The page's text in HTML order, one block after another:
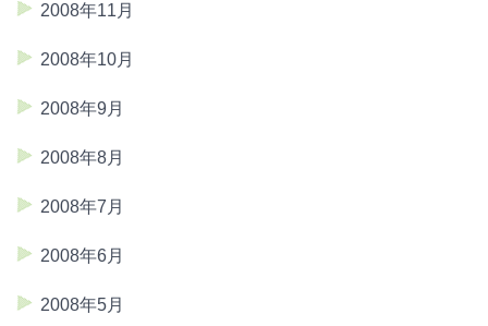
2008年11月
2008年10月
2008年9月
2008年8月
2008年7月
2008年6月
2008年5月